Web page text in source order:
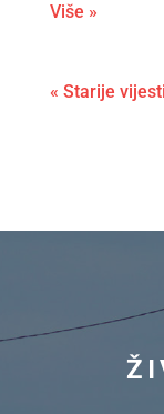
Više »
« Starije vijesti